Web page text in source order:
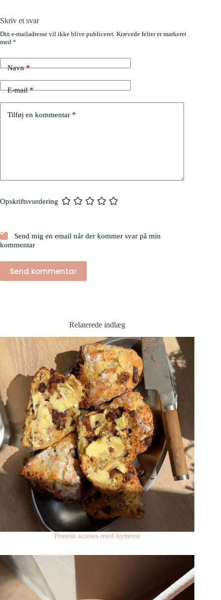
Skriv et svar
Din e-mailadresse vil ikke blive publiceret. Krævede felter er markeret
med *
Navn*
E-mail*
Tilføj en kommentar *
Opskriftsvurdering
Send mig en email når der kommer svar på min
kommentar
Send kommentar
Relaterede indlæg
Protein scones med hytteost